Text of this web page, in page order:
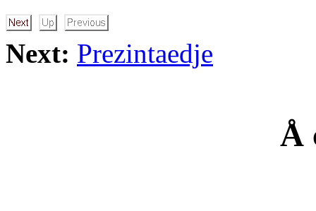
Next: Prezintaedje
Å